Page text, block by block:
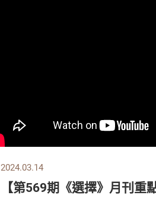
2024.03.14
【第569期《選擇》月刊重